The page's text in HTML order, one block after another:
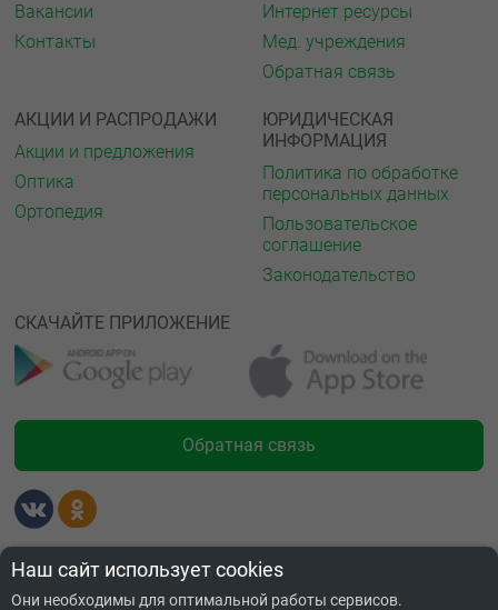
Вакансии
Контакты
Интернет ресурсы
Мед. учреждения
Обратная связь
АКЦИИ И РАСПРОДАЖИ
Акции и предложения
Оптика
Ортопедия
ЮРИДИЧЕСКАЯ
ИНФОРМАЦИЯ
Политика по обработке
персональных данных
Пользовательское
соглашение
Законодательство
СКАЧАЙТЕ ПРИЛОЖЕНИЕ
Обратная связь
Лицензии
Наш сайт использует cookies
Они необходимы для оптимальной работы сервисов.